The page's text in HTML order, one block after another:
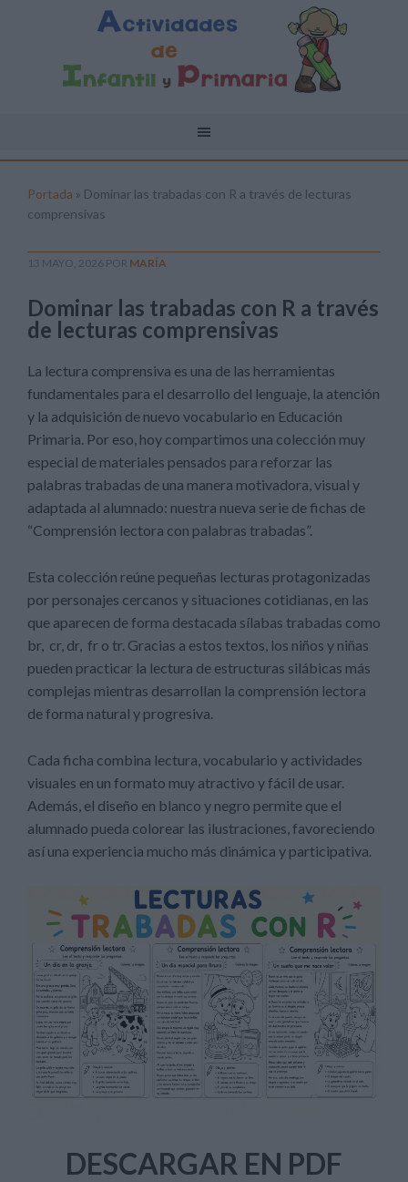
Portada » Dominar las trabadas con R a través de lecturas
comprensivas
13 MAYO, 2026 POR MARÍA
Dominar las trabadas con R a través
de lecturas comprensivas
La lectura comprensiva es una de las herramientas
fundamentales para el desarrollo del lenguaje, la atención
y la adquisición de nuevo vocabulario en Educación
Primaria. Por eso, hoy compartimos una colección muy
especial de materiales pensados para reforzar las
palabras trabadas de una manera motivadora, visual y
adaptada al alumnado: nuestra nueva serie de fichas de
“Comprensión lectora con palabras trabadas”.
Esta colección reúne pequeñas lecturas protagonizadas
por personajes cercanos y situaciones cotidianas, en las
que aparecen de forma destacada sílabas trabadas como
br, cr, dr, fr o tr. Gracias a estos textos, los niños y niñas
pueden practicar la lectura de estructuras silábicas más
complejas mientras desarrollan la comprensión lectora
de forma natural y progresiva.
Cada ficha combina lectura, vocabulario y actividades
visuales en un formato muy atractivo y fácil de usar.
Además, el diseño en blanco y negro permite que el
alumnado pueda colorear las ilustraciones, favoreciendo
así una experiencia mucho más dinámica y participativa.
DESCARGAR EN PDF